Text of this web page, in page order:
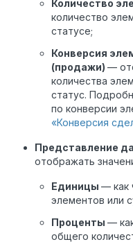
Количество
количество
статусе;
Конверсия
(продажи) —
количества
статус.
по конверсии
«Конверсия
Представление
отображать
Единицы — как
элементов или
Проценты —
общего